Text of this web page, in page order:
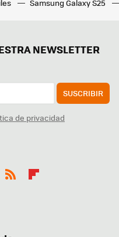
Samsung Galaxy S25
NEWSLETTER
SUSCRIBIR
de privacidad